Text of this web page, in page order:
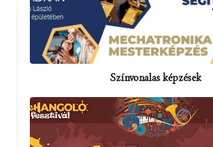
Színvonalas képzések